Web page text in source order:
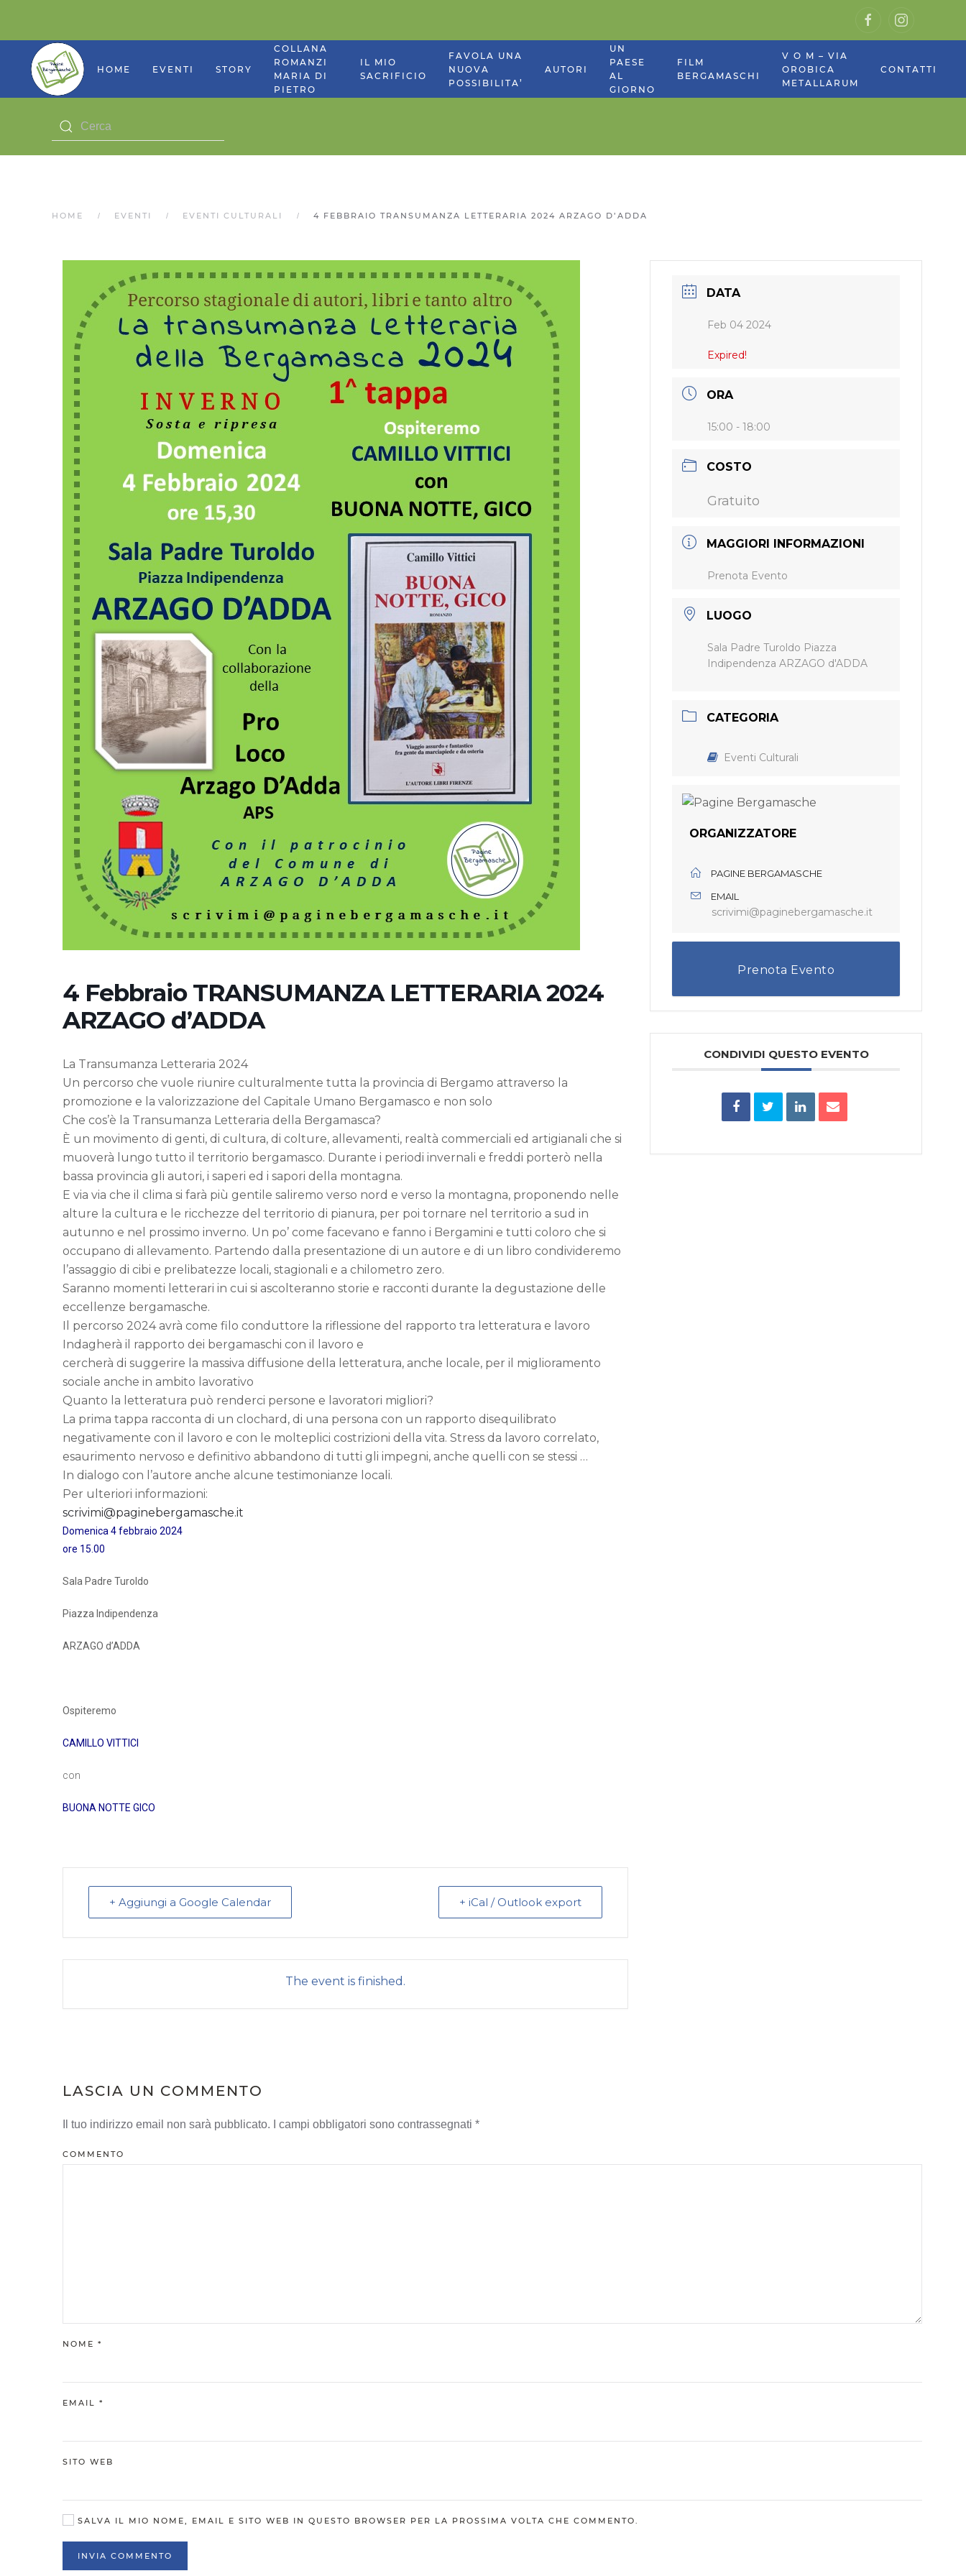
HOME EVENTI STORY
COLLANA
ROMANZI
MARIA DI
PIETRO
IL MIO
SACRIFICIO
FAVOLA UNA
NUOVA
POSSIBILITA’
AUTORI
UN
PAESE
AL
GIORNO
FILM
BERGAMASCHI
V O M – VIA
OROBICA
METALLARUM
CONTATTI
HOME EVENTI EVENTI CULTURALI 4 FEBBRAIO TRANSUMANZA LETTERARIA 2024 ARZAGO D’ADDA
4 Febbraio TRANSUMANZA LETTERARIA 2024
ARZAGO d’ADDA
La Transumanza Letteraria 2024
Un percorso che vuole riunire culturalmente tutta la provincia di Bergamo attraverso la
promozione e la valorizzazione del Capitale Umano Bergamasco e non solo
Che cos’è la Transumanza Letteraria della Bergamasca?
È un movimento di genti, di cultura, di colture, allevamenti, realtà commerciali ed artigianali che si
muoverà lungo tutto il territorio bergamasco. Durante i periodi invernali e freddi porterò nella
bassa provincia gli autori, i saperi ed i sapori della montagna.
E via via che il clima si farà più gentile saliremo verso nord e verso la montagna, proponendo nelle
alture la cultura e le ricchezze del territorio di pianura, per poi tornare nel territorio a sud in
autunno e nel prossimo inverno. Un po’ come facevano e fanno i Bergamini e tutti coloro che si
occupano di allevamento. Partendo dalla presentazione di un autore e di un libro condivideremo
l’assaggio di cibi e prelibatezze locali, stagionali e a chilometro zero.
Saranno momenti letterari in cui si ascolteranno storie e racconti durante la degustazione delle
eccellenze bergamasche.
Il percorso 2024 avrà come filo conduttore la riflessione del rapporto tra letteratura e lavoro
Indagherà il rapporto dei bergamaschi con il lavoro e
cercherà di suggerire la massiva diffusione della letteratura, anche locale, per il miglioramento
sociale anche in ambito lavorativo
Quanto la letteratura può renderci persone e lavoratori migliori?
La prima tappa racconta di un clochard, di una persona con un rapporto disequilibrato
negativamente con il lavoro e con le molteplici costrizioni della vita. Stress da lavoro correlato,
esaurimento nervoso e definitivo abbandono di tutti gli impegni, anche quelli con se stessi …
In dialogo con l’autore anche alcune testimonianze locali.
Per ulteriori informazioni:
scrivimi@paginebergamasche.it
Domenica 4 febbraio 2024
ore 15.00
Sala Padre Turoldo
Piazza Indipendenza
ARZAGO d’ADDA
Ospiteremo
CAMILLO VITTICI
con
BUONA NOTTE GICO
+ Aggiungi a Google Calendar + iCal / Outlook export
The event is finished.
DATA
Feb 04 2024
Expired!
ORA
15:00 - 18:00
COSTO
Gratuito
MAGGIORI INFORMAZIONI
Prenota Evento
LUOGO
Sala Padre Turoldo Piazza
Indipendenza ARZAGO d'ADDA
CATEGORIA
Eventi Culturali
ORGANIZZATORE
PAGINE BERGAMASCHE
EMAIL
scrivimi@paginebergamasche.it
Prenota Evento
CONDIVIDI QUESTO EVENTO
LASCIA UN COMMENTO
Il tuo indirizzo email non sarà pubblicato. I campi obbligatori sono contrassegnati *
COMMENTO
NOME *
EMAIL *
SITO WEB
SALVA IL MIO NOME, EMAIL E SITO WEB IN QUESTO BROWSER PER LA PROSSIMA VOLTA CHE COMMENTO.
INVIA COMMENTO